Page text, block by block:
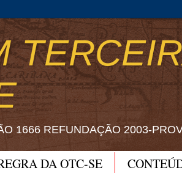
1666 REFUNDAÇÃO 2003-
DA OTC-SE